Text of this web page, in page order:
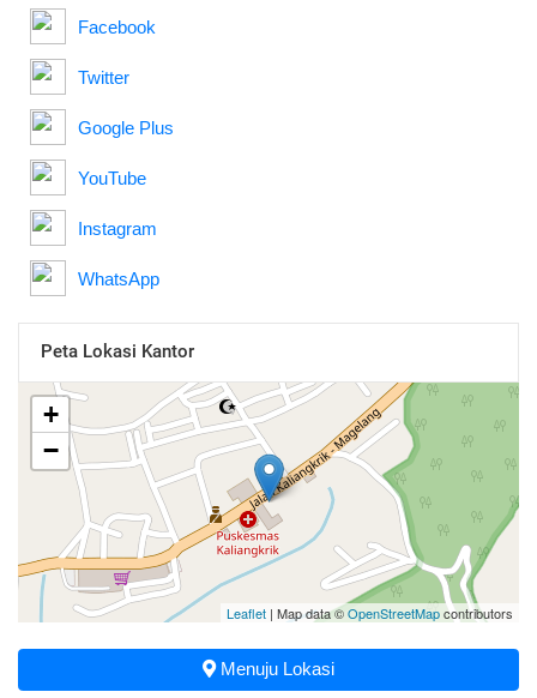
Facebook
Twitter
Google Plus
YouTube
Instagram
WhatsApp
Peta Lokasi Kantor
+
−
Leaflet | Map data ©OpenStreetMapcontributors
Menuju Lokasi